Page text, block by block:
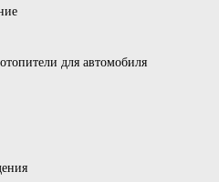
для автомобиля